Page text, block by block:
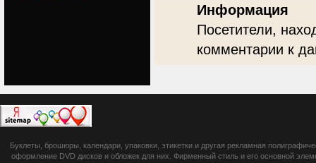
Информация
Посетители,
комментарии к
botsetto.ru -
photoshop,
Буклеты, брошюры, календари, упаковки, этикетки и другая рекламная
оформление DVD дисков и обложек для них. Фирменный стиль и его основной